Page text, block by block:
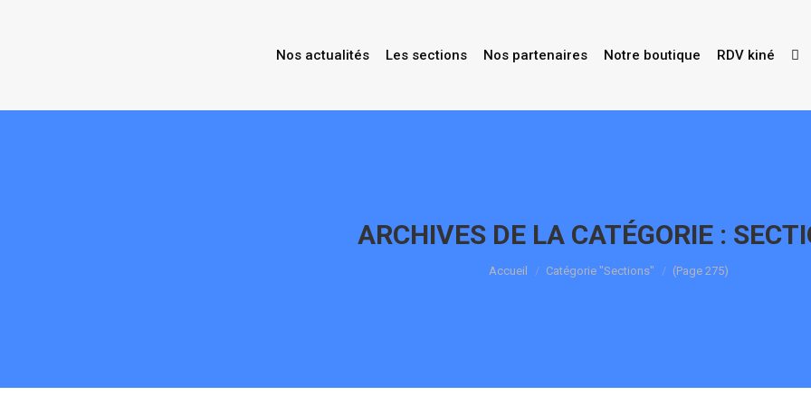
Nos actualités Les sections Nos partenaires Notre boutique RDV kiné
ARCHIVES DE LA CATÉGORIE :
Vous êtes ici :
Accueil Catégorie "Sections" (Page 275)